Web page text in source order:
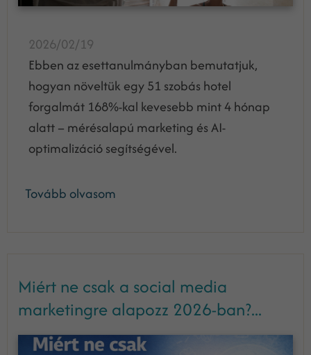
2026/02/19
Ebben az esettanulmányban bemutatjuk,
hogyan növeltük egy 51 szobás hotel
forgalmát 168%-kal kevesebb mint 4 hónap
alatt – mérésalapú marketing és AI-
optimalizáció segítségével.
Tovább olvasom
Miért ne csak a social media
marketingre alapozz 2026-ban?...